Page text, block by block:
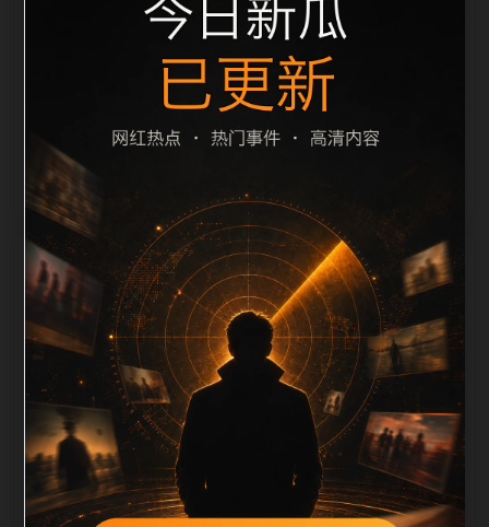
续浏览。本页强调内容归集和主题一致性，避免无关关
键词堆砌，也避免多个站点同步发布完全相同的标题。
图片说明、文件名、alt 和 title 均围绕主关键词、栏目
词和文章标题生成，便于搜索引擎理解页面主题。后续
采集时将继续执行远程图片本地化、坏图默认图兜底、
标题重复过滤和 descr
栏目内容归集
iption 长度检查。栏目内容按每日少量新增的方式持续
扩展，每篇保留相关问题、站内推荐和清晰的层级路
径，减少用户反复返回搜索页。第48篇作为本栏目的初
始建设内容，主要用于补齐栏目深度、稳定内链结构，
并为后续专题聚合提供可点击入口。如果后续发现页面
缺图、标题过短、描述为空或正文不足，将进入每日
SEO 检查清单自动修正。